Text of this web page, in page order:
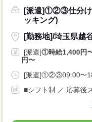
[派遣]①②③仕分け
ッキング)
[勤務地]/埼玉県越
[派遣]①時給1,400円
円〜
[派遣]①②③09:00〜